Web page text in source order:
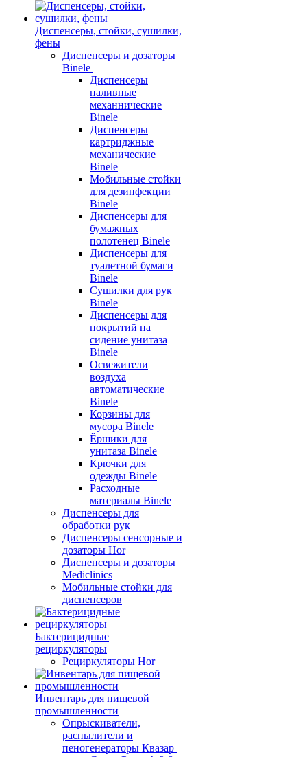
Диспенсеры, стойки, сушилки,
фены
Диспенсеры и дозаторы
Binele
Диспенсеры
наливные
механнические
Binele
Диспенсеры
картриджные
механические
Binele
Мобильные стойки
для дезинфекции
Binele
Диспенсеры для
бумажных
полотенец Binele
Диспенсеры для
туалетной бумаги
Binele
Сушилки для рук
Binele
Диспенсеры для
покрытий на
сидение унитаза
Binele
Освежители
воздуха
автоматические
Binele
Корзины для
мусора Binele
Ёршики для
унитаза Binele
Крючки для
одежды Binele
Расходные
материалы Binele
Диспенсеры для
обработки рук
Диспенсеры сенсорные и
дозаторы Hor
Диспенсеры и дозаторы
Mediclinics
Мобильные стойки для
диспенсеров
Бактерицидные
рециркуляторы
Рециркуляторы Hor
Инвентарь для пищевой
промышленности
Опрыскиватели,
распылители и
пеногенераторы Квазар